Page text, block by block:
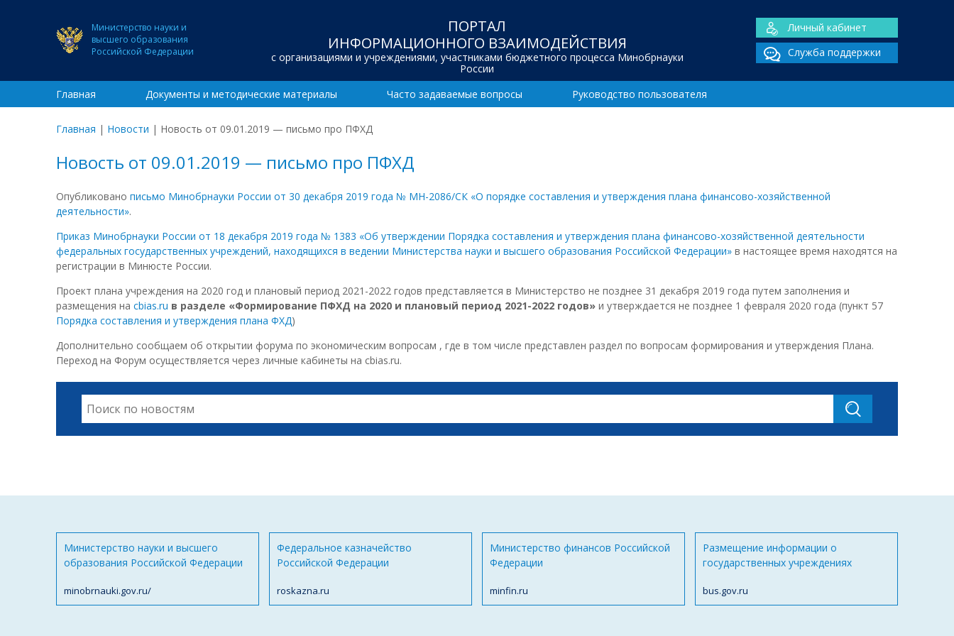
Министерство науки и
высшего образования
Российской Федерации
ПОРТАЛ
ИНФОРМАЦИОННОГО ВЗАИМОДЕЙСТВИЯ
с организациями и учреждениями, участниками бюджетного процесса Минобрнауки
России
Личный кабинет
Служба поддержки
Главная Документы и методические материалы Часто задаваемые вопросы Руководство пользователя
Главная | Новости | Новость от 09.01.2019 — письмо про ПФХД
Новость от 09.01.2019 — письмо про ПФХД
Опубликовано письмо Минобрнауки России от 30 декабря 2019 года № МН-2086/СК «О порядке составления и утверждения плана финансово-хозяйственной
деятельности».
Приказ Минобрнауки России от 18 декабря 2019 года № 1383 «Об утверждении Порядка составления и утверждения плана финансово-хозяйственной деятельности
федеральных государственных учреждений, находящихся в ведении Министерства науки и высшего образования Российской Федерации» в настоящее время находятся на
регистрации в Минюсте России.
Проект плана учреждения на 2020 год и плановый период 2021-2022 годов представляется в Министерство не позднее 31 декабря 2019 года путем заполнения и
размещения на cbias.ru в разделе «Формирование ПФХД на 2020 и плановый период 2021-2022 годов» и утверждается не позднее 1 февраля 2020 года (пункт 57
Порядка составления и утверждения плана ФХД)
Дополнительно сообщаем об открытии форума по экономическим вопросам , где в том числе представлен раздел по вопросам формирования и утверждения Плана.
Переход на Форум осуществляется через личные кабинеты на cbias.ru.
Министерство науки и высшего
образования Российской Федерации
minobrnauki.gov.ru/
Федеральное казначейство
Российской Федерации
roskazna.ru
Министерство финансов Российской
Федерации
minfin.ru
Размещение информации о
государственных учреждениях
bus.gov.ru